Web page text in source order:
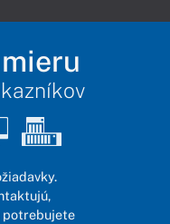
potrebujete